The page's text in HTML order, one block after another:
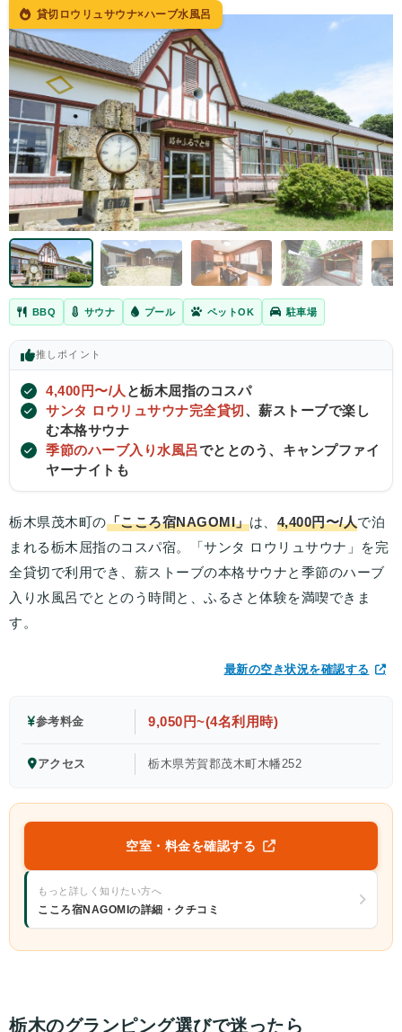
貸切ロウリュサウナ×ハーブ水風呂
BBQ サウナ プール ペットOK 駐車場
推しポイント
4,400円〜/人 と栃木屈指のコスパ
サンタ ロウリュサウナ完全貸切、薪ストーブで楽し
む本格サウナ
季節のハーブ入り水風呂でととのう、キャンプファイ
ヤーナイトも
栃木県茂木町の「こころ宿NAGOMI」は、 4,400円〜/人で泊
まれる栃木屈指のコスパ宿。「サンタ ロウリュサウナ」を完
全貸切で利用でき、薪ストーブの本格サウナと季節のハーブ
入り水風呂でととのう時間と、ふるさと体験を満喫できま
す。
最新の空き状況を確認する
参考料金 9,050円~(4名利用時)
アクセス 栃木県芳賀郡茂木町木幡252
空室・料金を確認する
もっと詳しく知りたい方へ
こころ宿NAGOMIの詳細・クチコミ
栃木のグランピング選びで迷ったら